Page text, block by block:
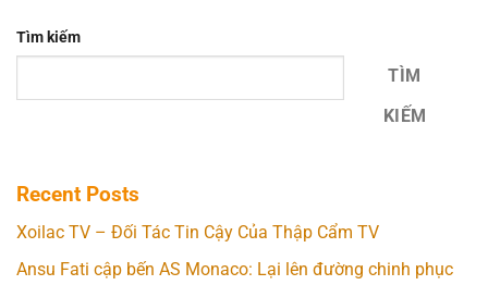
Tìm kiếm
TÌM
KIẾM
Recent Posts
Xoilac TV – Đối Tác Tin Cậy Của Thập Cẩm TV
Ansu Fati cập bến AS Monaco: Lại lên đường chinh phục